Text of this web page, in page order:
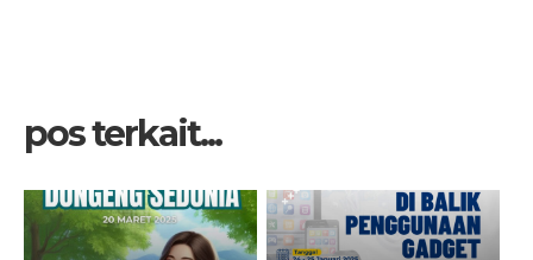
pos terkait...